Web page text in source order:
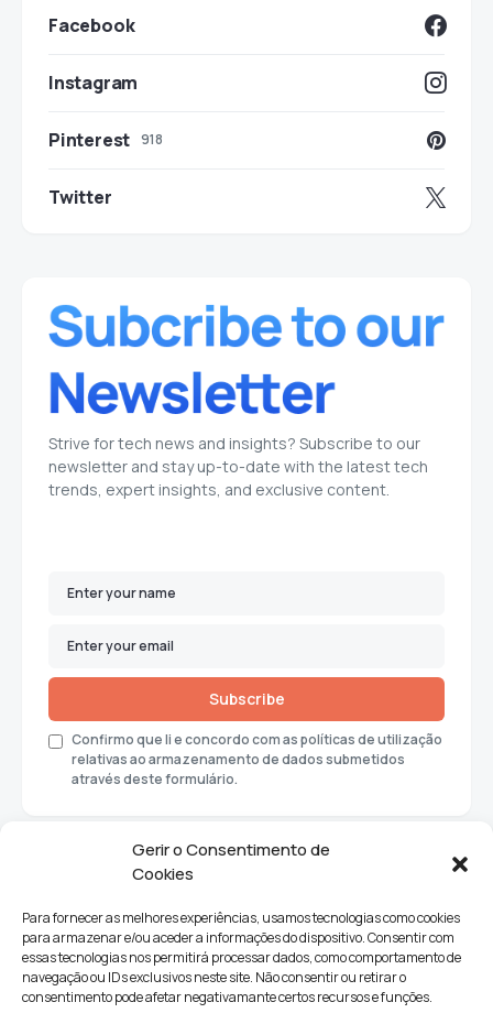
Gerir o Consentimento de
Cookies
Para fornecer as melhores experiências, usamos tecnologias como cookies
para armazenar e/ou aceder a informações do dispositivo. Consentir com
essas tecnologias nos permitirá processar dados, como comportamento de
navegação ou IDs exclusivos neste site. Não consentir ou retirar o
consentimento pode afetar negativamante certos recursos e funções.
Facebook
Instagram
Pinterest 918
Twitter
Strive for tech news and insights? Subscribe to our
newsletter and stay up-to-date with the latest tech
trends, expert insights, and exclusive content.
Subscribe
Confirmo que li e concordo com as políticas de utilização
relativas ao armazenamento de dados submetidos
através deste formulário.